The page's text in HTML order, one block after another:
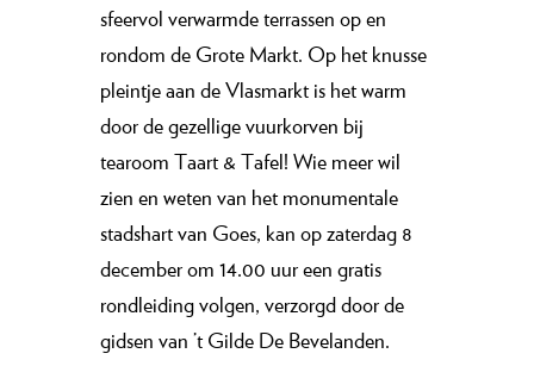
sfeervol verwarmde terrassen op en
rondom de Grote Markt. Op het knusse
pleintje aan de Vlasmarkt is het warm
door de gezellige vuurkorven bij
tearoom Taart & Tafel! Wie meer wil
zien en weten van het monumentale
stadshart van Goes, kan op zaterdag 8
december om 14.00 uur een gratis
rondleiding volgen, verzorgd door de
gidsen van ’t Gilde De Bevelanden.